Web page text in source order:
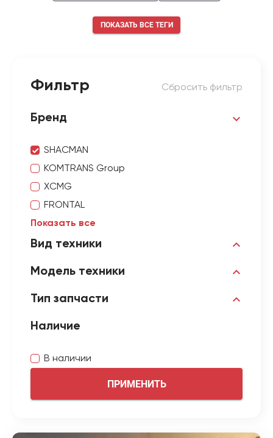
ПОКАЗАТЬ ВСЕ ТЕГИ
Фильтр Сбросить фильтр
Бренд
SHACMAN
KOMTRANS Group
XCMG
FRONTAL
Показать все
Вид техники
Модель техники
Тип запчасти
Наличие
В наличии
ПРИМЕНИТЬ